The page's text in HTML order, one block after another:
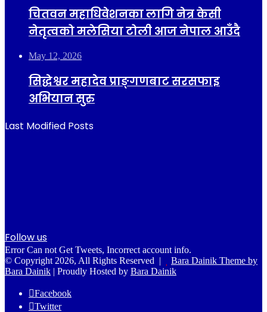
चितवन महाधिवेशनका लागि नेत्र केसी
नेतृत्वको मलेसिया टोली आज नेपाल आउँदै
May 12, 2026
सिद्धेश्वर महादेव प्राङ्गणबाट सरसफाइ
अभियान सुरु
Last Modified Posts
Follow us
Error Can not Get Tweets, Incorrect account info.
© Copyright 2026, All Rights Reserved |
Bara Dainik Theme by
Bara Dainik | Proudly Hosted by Bara Dainik
Facebook
Twitter